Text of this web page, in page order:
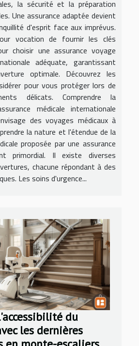
la sécurité et la préparation
Une assurance adaptée devient
d'esprit face aux imprévus.
vocation de fournir les clés
choisir une assurance voyage
adéquate, garantissant
optimale. Découvrez les
pour vous protéger lors de
délicats. Comprendre la
médicale internationale
des voyages médicaux à
la nature et l'étendue de la
proposée par une assurance
primordial. Il existe diverses
chacune répondant à des
Les soins d'urgence...
du
les dernières